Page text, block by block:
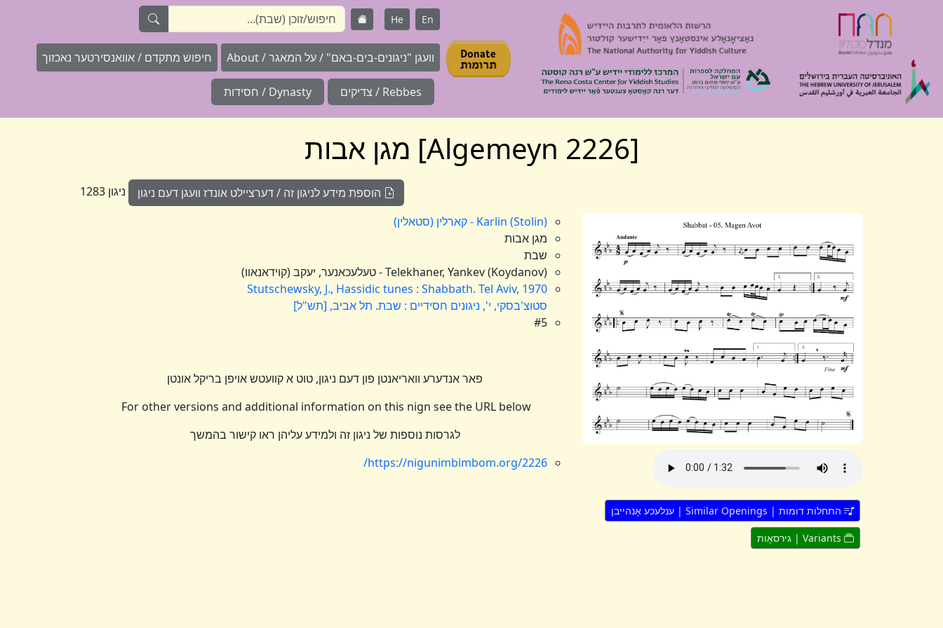
En
He
וועגן "ניגונים-בים-באם" / על המאגר / About חיפוש מתקדם / אוואנסירטער נאכזוך
Rebbes / צדיקים Dynasty / חסידות
[Algemeyn 2226] מגן אבות
הוספת מידע לניגון זה / דערציילט אונדז וועגן דעם ניגון ניגון 1283
התחלות דומות | Similar Openings | ענלעכע אָנהייבן
Karlin (Stolin) - קארלין (סטאלין)
מגן אבות
שבת
Telekhaner, Yankev (Koydanov) - טעלעכאנער, יעקב (קוידאנאוו)
Stutschewsky, J., Hassidic tunes : Shabbath. Tel Aviv, 1970
סטוצ'בסקי, י', ניגונים חסידיים : שבת. תל אביב, [תש"ל]
#5
פאר אנדערע וואריאנטן פון דעם ניגון, טוט א קוועטש אויפן בריקל אונטן
For other versions and additional information on this nign see the URL below
לגרסות נוספות של ניגון זה ולמידע עליהן ראו קישור בהמשך
https://nigunimbimbom.org/2226/